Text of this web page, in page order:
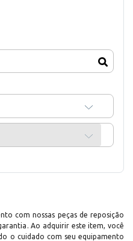
com nossas peças de reposição
Ao adquirir este item, você
o cuidado com seu equipamento